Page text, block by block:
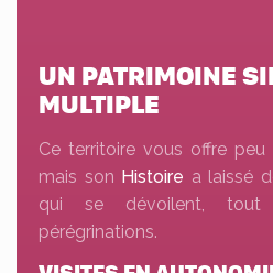
UN PATRIMOINE
MULTIPLE
Ce territoire vous offre
mais son Histoire a laissé
qui se dévoilent,
pérégrinations.